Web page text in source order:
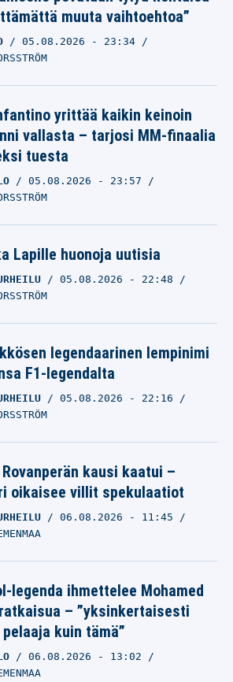
muuta vaihtoehtoa”
05.08.2026 - 23:34
yrittää kaikin keinoin
vallasta – tarjosi MM-finaalia
tuesta
05.08.2026 - 23:57
Lapille huonoja uutisia
05.08.2026 - 22:48
legendaarinen lempinimi
F1-legendalta
05.08.2026 - 22:16
kausi kaatui –
oikaisee villit spekulaatiot
06.08.2026 - 11:45
legenda ihmettelee Mohamed
– ”yksinkertaisesti
kuin tämä”
06.08.2026 - 13:02